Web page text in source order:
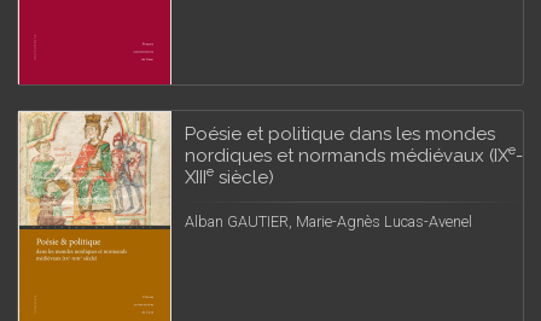
Poésie et politique dans les mondes
nordiques et normands médiévaux (IXe-
XIIIe siècle)
Alban GAUTIER, Marie-Agnès Lucas-Avenel